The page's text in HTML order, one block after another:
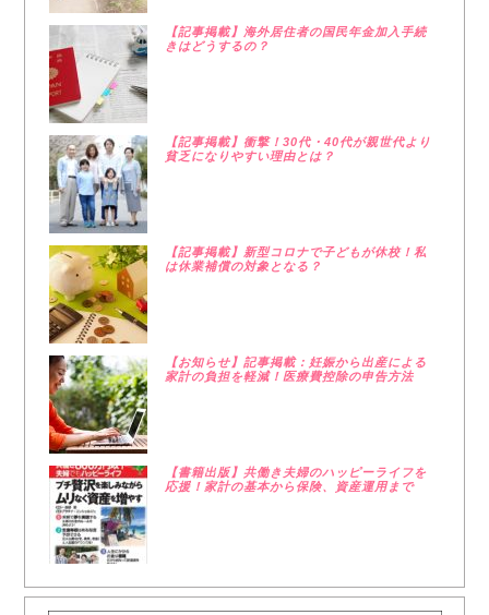
【記事掲載】海外居住者の国民年金加入手続
きはどうするの？
【記事掲載】衝撃！30代・40代が親世代より
貧乏になりやすい理由とは？
【記事掲載】新型コロナで子どもが休校！私
は休業補償の対象となる？
【お知らせ】記事掲載：妊娠から出産による
家計の負担を軽減！医療費控除の申告方法
【書籍出版】共働き夫婦のハッピーライフを
応援！家計の基本から保険、資産運用まで